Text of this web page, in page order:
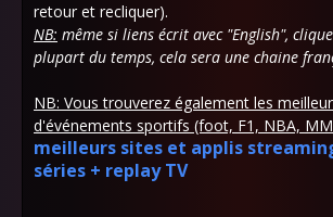
retour et recliquer).
NB: même si liens écrit avec "English",
plupart du temps, cela sera une chaine
NB: Vous trouverez également les
d'événements sportifs (foot, F1, NBA,
meilleurs sites et applis
séries + replay TV